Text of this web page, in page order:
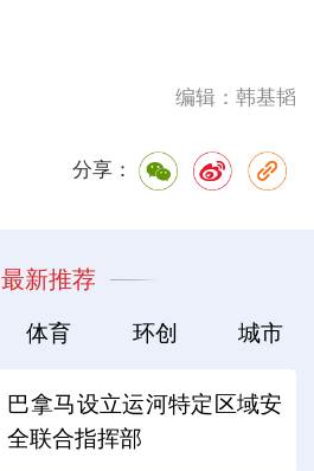
编辑：韩基韬
分享：
最新推荐
体育 环创 城市
巴拿马设立运河特定区域安
全联合指挥部